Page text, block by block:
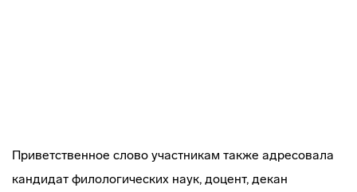
Приветственное слово участникам также адресовала
кандидат филологических наук, доцент, декан